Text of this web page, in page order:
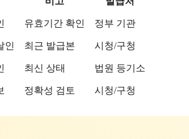
유효기간 확인 정부 기관
인 최근 발급본 시청/구청
최신 상태 법원 등기소
정확성 검토 시청/구청